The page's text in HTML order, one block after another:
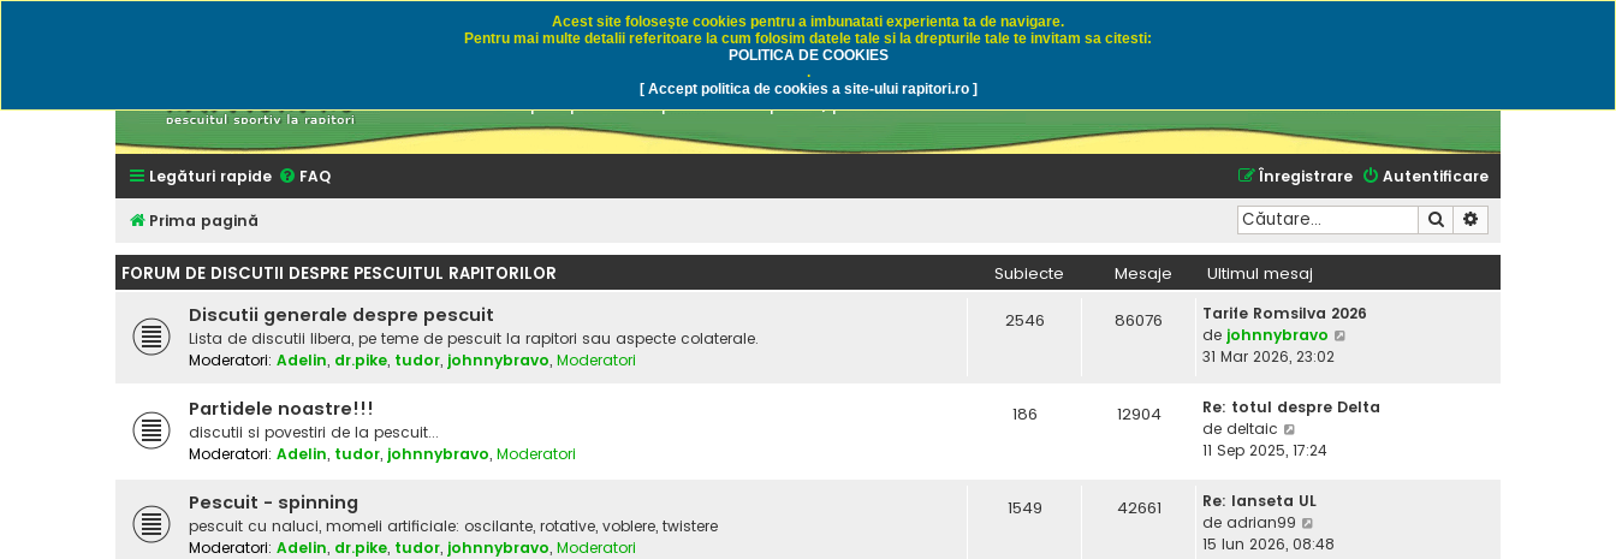
Rapitori.ro - Pescuit sportiv
Discutii despre pescuit sportiv la rapitori, pescuitul cu naluci sau momeli naturale
Legături rapide FAQ Autentificare
Înregistrare
Prima pagină Căutare
FORUM DE DISCUTII DESPRE PESCUITUL RAPITORILOR Subiecte Mesaje Ultimul mesaj
Discutii generale despre pescuit
Lista de discutii libera, pe teme de pescuit la rapitori sau aspecte colaterale.
Moderatori: Adelin, dr.pike, tudor, johnnybravo, Moderatori
2546 86076
Tarife Romsilva 2026
de johnnybravo
31 Mar 2026, 23:02
Partidele noastre!!!
discutii si povestiri de la pescuit...
Moderatori: Adelin, tudor, johnnybravo, Moderatori
186 12904
Re: totul despre Delta
de deltaic
e
i
u
l
11 Sep 2025, 17:24
Pescuit - spinning
pescuit cu naluci, momeli artificiale: oscilante, rotative, voblere, twistere
Moderatori: Adelin, dr.pike, tudor, johnnybravo, Moderatori
1549 42661
Re: lanseta UL
de adrian99
e
15 Iun 2026, 08:48
Acest site foloseşte cookies pentru a imbunatati experienta ta de navigare.
Pentru mai multe detalii referitoare la cum folosim datele tale si la drepturile tale te invitam sa citesti:
POLITICA DE COOKIES
.
[ Accept politica de cookies a site-ului rapitori.ro ]